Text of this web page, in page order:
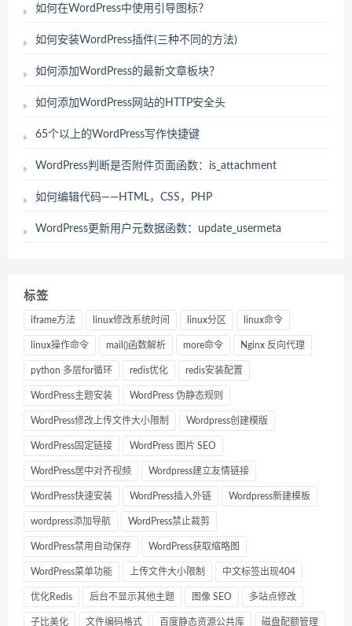
如何在WordPress中使用引导图标？
如何安装WordPress插件(三种不同的方法)
如何添加WordPress的最新文章板块？
如何添加WordPress网站的HTTP安全头
65个以上的WordPress写作快捷键
WordPress判断是否附件页面函数：is_attachment
如何编辑代码——HTML，CSS，PHP
WordPress更新用户元数据函数：update_usermeta
标签
iframe方法 linux修改系统时间 linux分区 linux命令
linux操作命令 mail()函数解析 more命令 Nginx 反向代理
python 多层for循环 redis优化 redis安装配置
WordPress主题安装 WordPress 伪静态规则
WordPress修改上传文件大小限制 Wordpress创建模版
WordPress固定链接 WordPress 图片 SEO
WordPress居中对齐视频 Wordpress建立友情链接
WordPress快速安装 WordPress插入外链 Wordpress新建模板
wordpress添加导航 WordPress禁止裁剪
WordPress禁用自动保存 WordPress获取缩略图
WordPress菜单功能 上传文件大小限制 中文标签出现404
优化Redis 后台不显示其他主题 图像 SEO 多站点修改
子比美化 文件编码格式 百度静态资源公共库 磁盘配额管理